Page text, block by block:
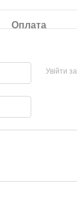
Оплата
Увійти